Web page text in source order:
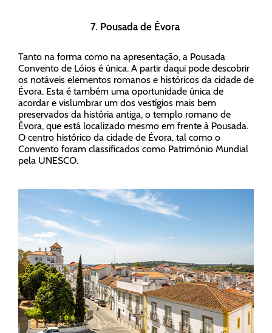
7. Pousada de Évora
Tanto na forma como na apresentação, a Pousada
Convento de Lóios é única. A partir daqui pode descobrir
os notáveis elementos romanos e históricos da cidade de
Évora. Esta é também uma oportunidade única de
acordar e vislumbrar um dos vestígios mais bem
preservados da história antiga, o templo romano de
Évora, que está localizado mesmo em frente à Pousada.
O centro histórico da cidade de Évora, tal como o
Convento foram classificados como Património Mundial
pela UNESCO.